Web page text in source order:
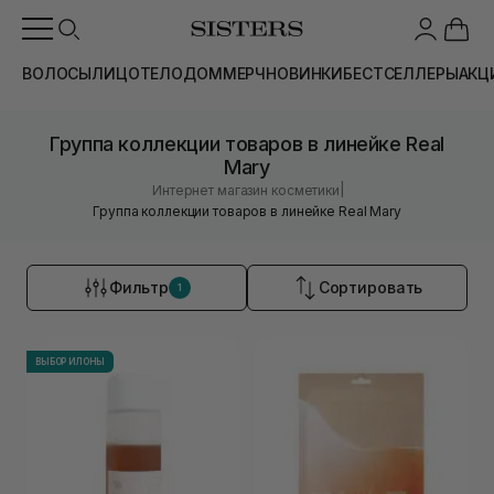
ВОЛОСЫЛИЦОТЕЛОДОММЕРЧНОВИНКИБЕСТСЕЛЛЕРЫ
Группа коллекции товаров в линейке Real
Mary
Интернет магазин косметики
Группа коллекции товаров в линейке Real Mary
Фильтр 1 Сортировать
ВЫБОР ИЛОНЫ